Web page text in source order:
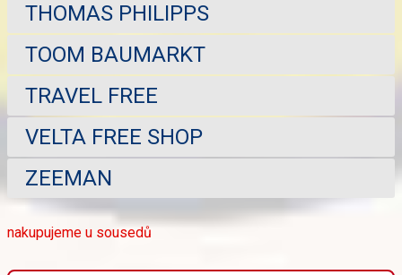
THOMAS PHILIPPS
TOOM BAUMARKT
TRAVEL FREE
VELTA FREE SHOP
ZEEMAN
nakupujeme u sousedů